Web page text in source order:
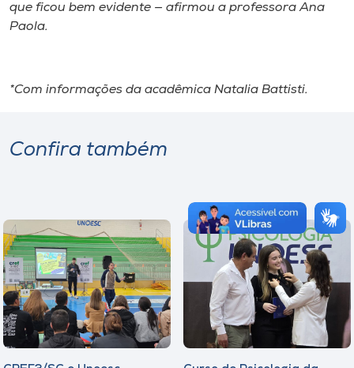
que ficou bem evidente — afirmou a professora Ana
Paola.
*Com informações da acadêmica Natalia Battisti.
Confira também